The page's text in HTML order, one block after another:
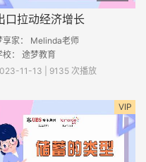
口拉动经济增长
享家： Melinda老师
校： 途梦教育
11-13 | 9135 次播放
VIP